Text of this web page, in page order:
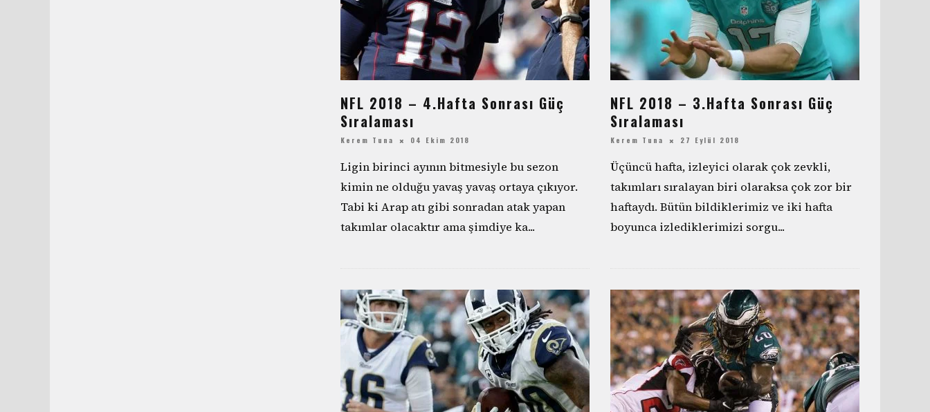
NFL 2018 – 4.Hafta Sonrası Güç
Sıralaması
Kerem Tuna 04 Ekim 2018
Ligin birinci ayının bitmesiyle bu sezon
kimin ne olduğu yavaş yavaş ortaya çıkıyor.
Tabi ki Arap atı gibi sonradan atak yapan
takımlar olacaktır ama şimdiye ka...
NFL 2018 – 3.Hafta Sonrası Güç
Sıralaması
Kerem Tuna 27 Eylül 2018
Üçüncü hafta, izleyici olarak çok zevkli,
takımları sıralayan biri olaraksa çok zor bir
haftaydı. Bütün bildiklerimiz ve iki hafta
boyunca izlediklerimizi sorgu...